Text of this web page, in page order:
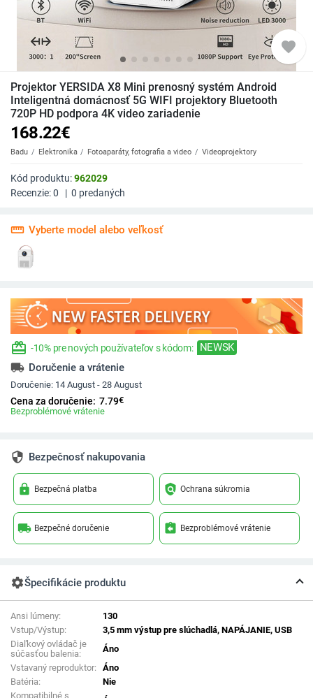
favorite
Projektor YERSIDA X8 Mini prenosný systém Android
Inteligentná domácnosť 5G WIFI projektory Bluetooth
720P HD podpora 4K video zariadenie
168.22€
Badu Elektronika Fotoaparáty, fotografia a video Videoprojektory
Kód produktu:962029
Recenzie:0 | 0 predaných
straighten Vyberte model alebo veľkosť
redeem -10% pre nových používateľov s kódom: NEWSK
local_shipping Doručenie a vrátenie
Doručenie: 14 August - 28 August
Cena za doručenie: 7.79€
Bezproblémové vrátenie
security Bezpečnosť nakupovania
lock Bezpečná platba policy Ochrana súkromia
local_shipping Bezpečné doručenie assignment_return Bezproblémové vrátenie
settingsŠpecifikácie produktu
Ansi lúmeny:
130
Vstup/Výstup:
3,5 mm výstup pre slúchadlá, NAPÁJANIE, USB
Diaľkový ovládač je
súčasťou balenia:
Áno
Vstavaný reproduktor:
Áno
Batéria:
Nie
Kompatibilné s